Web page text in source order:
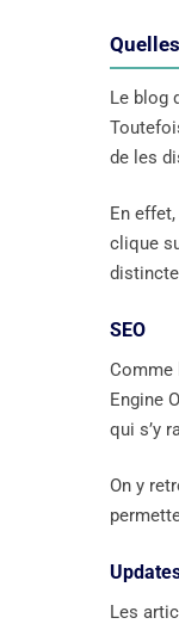
Le blog
de les
En
clique
SEO
Comme
Engine
qui s’y
On y
Les